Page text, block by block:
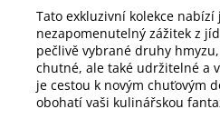
Tato exkluzivní kolekce nabízí
nezapomenutelný zážitek z
pečlivě vybrané druhy
chutné, ale také udržitelné a
je cestou k novým chuťovým
obohatí vaši kulinářskou